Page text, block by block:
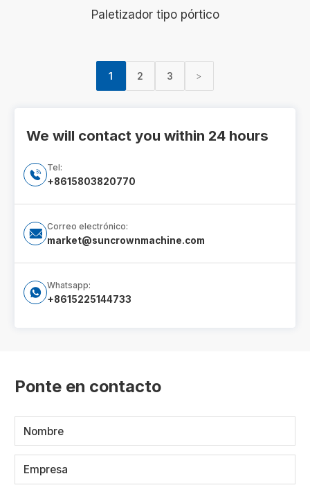
We will contact you within 24 hours

Tel:
+8615803820770

Correo electrónico:
market@suncrownmachine.com

Whatsapp:
+8615225144733
Paletizador tipo pórtico
1 2 3 >
Ponte en contacto
Nombre
Empresa